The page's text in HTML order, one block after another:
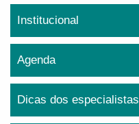
Institucional
Agenda
Dicas dos especialistas